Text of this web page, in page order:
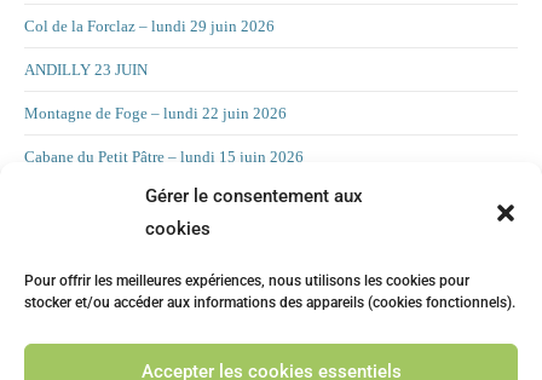
Gérer le consentement aux
cookies
Pour offrir les meilleures expériences, nous utilisons les cookies pour
stocker et/ou accéder aux informations des appareils (cookies fonctionnels).
Accepter les cookies essentiels
Col de la Forclaz – lundi 29 juin 2026
ANDILLY 23 JUIN
Montagne de Foge – lundi 22 juin 2026
Cabane du Petit Pâtre – lundi 15 juin 2026
La Croix d’Allant – lundi 8 juin 2026
LA CHAMBOTTE
CHILLY 19 MAI Suite